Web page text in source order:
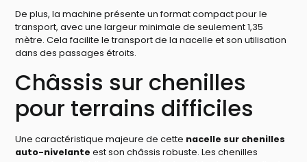
De plus, la machine présente un format compact pour le
transport, avec une largeur minimale de seulement 1,35
mètre. Cela facilite le transport de la nacelle et son utilisation
dans des passages étroits.
Châssis sur chenilles
pour terrains difficiles
Une caractéristique majeure de cette nacelle sur chenilles
auto-nivelante est son châssis robuste. Les chenilles